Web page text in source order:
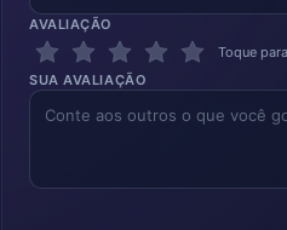
AVALIAÇÃO
Toque
SUA AVALIAÇÃO